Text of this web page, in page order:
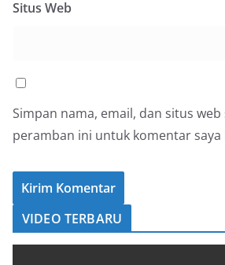
Situs Web
Simpan nama, email, dan situs web
peramban ini untuk komentar saya
VIDEO TERBARU